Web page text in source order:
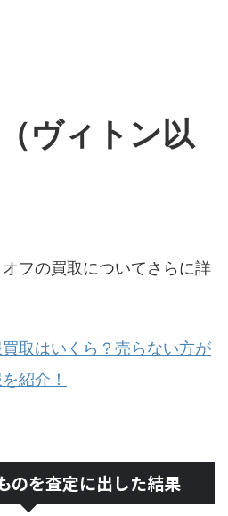
ヴィトン以
フの買取についてさらに詳
取はいくら？売らない方が
紹介！
のを査定に出した結果